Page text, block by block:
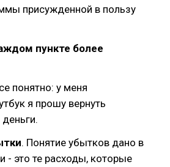
присужденной в пользу
пункте более
понятно: у меня
я прошу вернуть
. Понятие убытков дано в
- это те расходы, которые